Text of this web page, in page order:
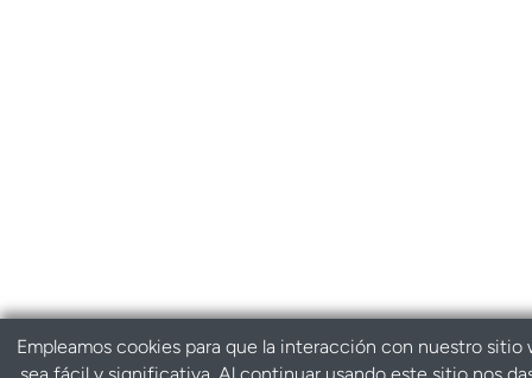
Empleamos cookies para que la interacción con nuestro sitio